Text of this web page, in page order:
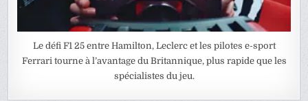
Le défi F1 25 entre Hamilton, Leclerc et les pilotes e-sport
Ferrari tourne à l’avantage du Britannique, plus rapide que les
spécialistes du jeu.